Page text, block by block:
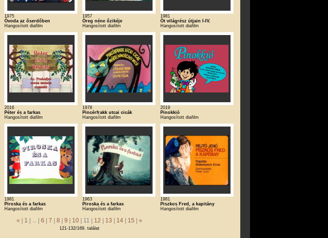
1975
Óvoda az őserdőben
Hangosított diafilm
1957
Öreg néne őzikéje
Hangosított diafilm
1981
Öt világrész útjain I-IV.
Hangosított diafilm
2016
Péter és a farkas
Hangosított diafilm
1978
Pincérfrakk utcai cicák
Hangosított diafilm
2019
Pinokkió
Hangosított diafilm
1981
Piroska és a farkas
Hangosított diafilm
1963
Piroska és a farkas
Hangosított diafilm
1981
Piszkos Fred, a kapitány
Hangosított diafilm
« | 1 | ... | 6 | 7 | 8 | 9 | 10 | 11 | 12 | 13 | 14 | 15 | »
121-132/169. találat